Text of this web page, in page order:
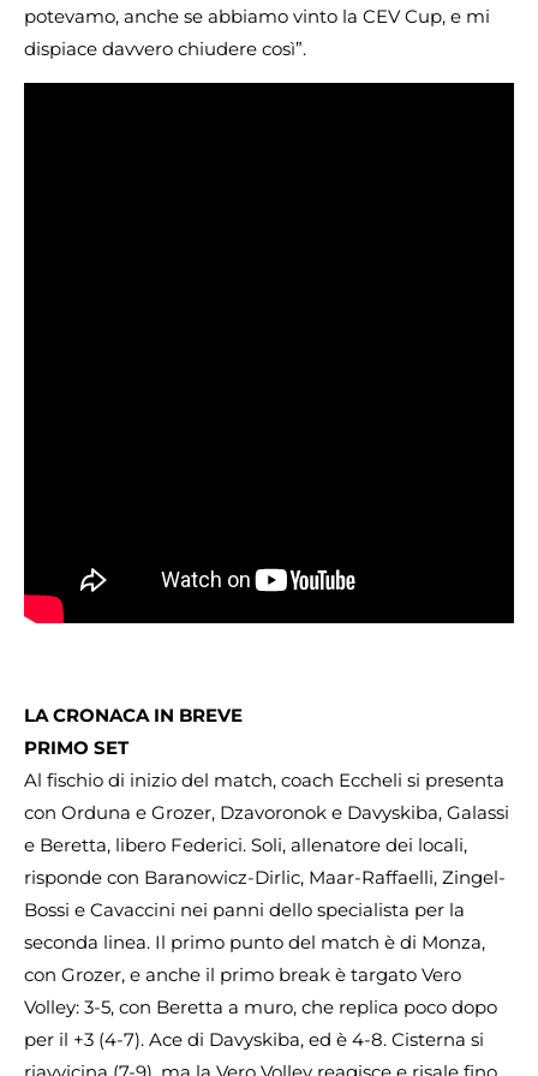
potevamo, anche se abbiamo vinto la CEV Cup, e mi
dispiace davvero chiudere così”.
LA CRONACA IN BREVE
PRIMO SET
Al fischio di inizio del match, coach Eccheli si presenta
con Orduna e Grozer, Dzavoronok e Davyskiba, Galassi
e Beretta, libero Federici. Soli, allenatore dei locali,
risponde con Baranowicz-Dirlic, Maar-Raffaelli, Zingel-
Bossi e Cavaccini nei panni dello specialista per la
seconda linea. Il primo punto del match è di Monza,
con Grozer, e anche il primo break è targato Vero
Volley: 3-5, con Beretta a muro, che replica poco dopo
per il +3 (4-7). Ace di Davyskiba, ed è 4-8. Cisterna si